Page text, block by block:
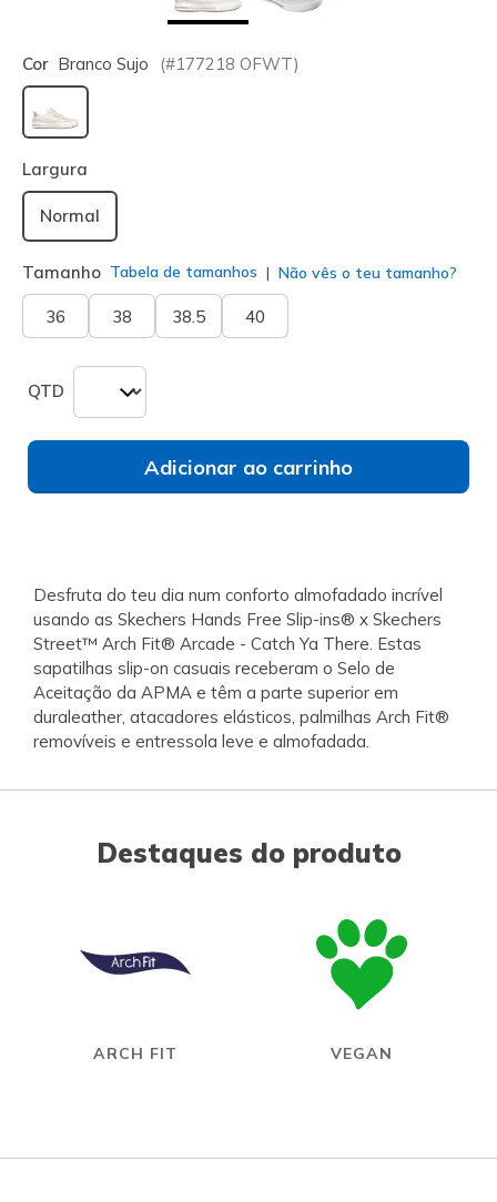
Cor Branco Sujo (#177218 OFWT)
selecionado
Largura
Normal
Tamanho Tabela de tamanhos Não vês o teu tamanho?
36 38 38.5 40
QTD
Adicionar ao carrinho
Desfruta do teu dia num conforto almofadado incrível
usando as Skechers Hands Free Slip-ins® x Skechers
Street™ Arch Fit® Arcade - Catch Ya There. Estas
sapatilhas slip-on casuais receberam o Selo de
Aceitação da APMA e têm a parte superior em
duraleather, atacadores elásticos, palmilhas Arch Fit®
removíveis e entressola leve e almofadada.
Destaques do produto
ARCH FIT VEGAN